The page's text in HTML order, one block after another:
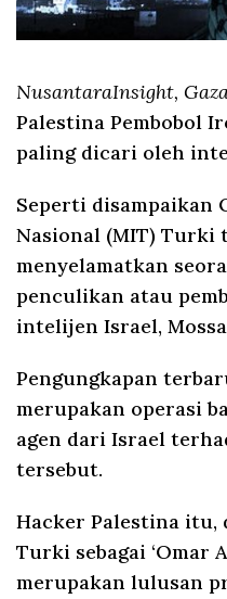
NusantaraInsight,
Palestina Pembobol
paling dicari oleh
Seperti disampaikan
Nasional (MIT) Turki
menyelamatkan
penculikan atau
intelijen Israel,
Pengungkapan
merupakan operasi
agen dari Israel
tersebut.
Hacker Palestina itu,
Turki sebagai ‘Omar
merupakan lulusan